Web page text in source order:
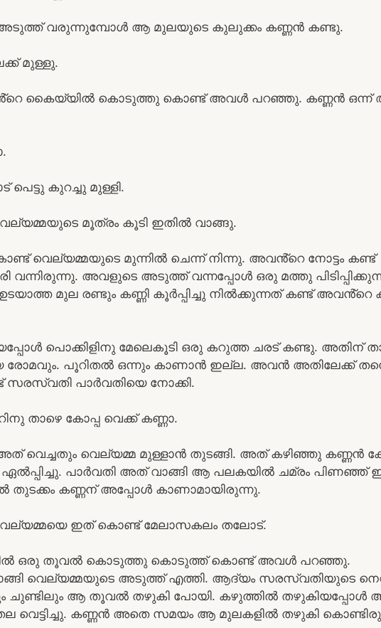
വരുന്നുമ്പോൾ ആ മുലയുടെ കുലുക്കം കണ്ണൻ കണ്ടു.
മുള്ളു.
കൈയ്യിൽ കൊടുത്തു കൊണ്ട് അവൾ പറഞ്ഞു. കണ്ണൻ ഒന്ന്
പെട്ടു കുറച്ചു മുള്ളി.
മൂത്രം കൂടി ഇതിൽ വാങ്ങു.
വെല്യമ്മയുടെ മുന്നിൽ ചെന്ന് നിന്നു. അവൻ്റെ നോട്ടം കണ്ട്
വന്നിരുന്നു. അവളുടെ അടുത്ത് വന്നപ്പോൾ ഒരു മത്തു
മുല രണ്ടും കണ്ണി കൂർപ്പിച്ചു നിൽക്കുന്നത് കണ്ട് അവൻ്റെ
പൊക്കിളിനു മേലെകൂടി ഒരു കറുത്ത ചരട് കണ്ടു. അതിന്
രോമവും. പൂറിതൽ ഒന്നും കാണാൻ ഇല്ല. അവൻ അതിലേക്ക്
സരസ്വതി പാർവതിയെ നോക്കി.
താഴെ കോപ്പ വെക്ക് കണ്ണാ.
വെച്ചതും വെല്യമ്മ മുള്ളാൻ തുടങ്ങി. അത് കഴിഞ്ഞു കണ്ണൻ
ഏൽപ്പിച്ചു. പാർവതി അത് വാങ്ങി ആ പലകയിൽ ചമ്രം പിണഞ്ഞ്
തുടക്കം കണ്ണന് അപ്പോൾ കാണാമായിരുന്നു.
ഇത് കൊണ്ട് മേലാസകലം തലോട്.
ഒരു തൂവൽ കൊടുത്തു കൊടുത്ത് കൊണ്ട് അവൾ പറഞ്ഞു.
വെല്യമ്മയുടെ അടുത്ത് എത്തി. ആദ്യം സരസ്വതിയുടെ
ചുണ്ടിലും ആ തൂവൽ തഴുകി പോയി. കഴുത്തിൽ തഴുകിയപ്പോൾ
വെട്ടിച്ചു. കണ്ണൻ അതെ സമയം ആ മുലകളിൽ തഴുകി